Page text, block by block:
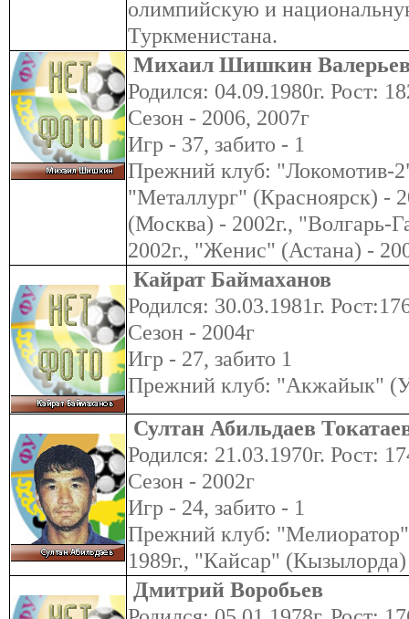
олимпийскую и
Туркменистана.
Михаил Шишкин
Родился: 04.09.1980г. Рост:
Сезон - 2006, 2007г
Игр - 37, забито - 1
Прежний клуб: "Локомотив-
"Металлург" (Красноярск) -
(Москва) - 2002г., "Волгарь-
2002г., "Женис" (Астана) -
Кайрат Баймаханов
Родился: 30.03.1981г.
Сезон - 2004г
Игр - 27, забито 1
Прежний клуб: "Акжайык"
Султан Абильдаев
Родился: 21.03.1970г. Рост:
Сезон - 2002г
Игр - 24, забито - 1
Прежний клуб:
1989г., "Кайсар" (Кызылорда)
Дмитрий Воробьев